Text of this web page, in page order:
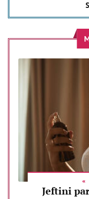
Jeftini